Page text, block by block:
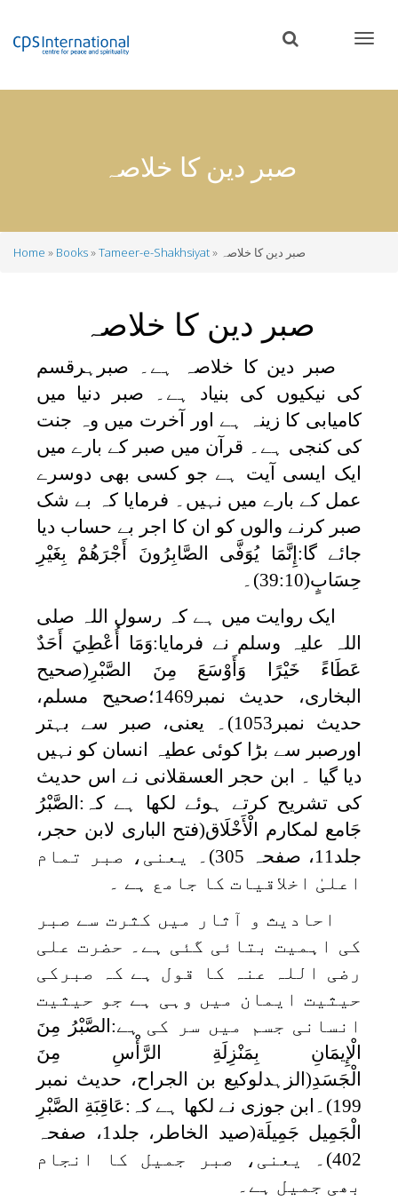
content
صبر دین کا خلاصہ
Home Books Tameer-e-Shakhsiyat صبر دین کا خلاصہ
صبر دین کا خلاصہ
صبر دین کا خلاصہ ہے۔ صبرہرقسم
کی نیکیوں کی بنیاد ہے۔ صبر دنیا میں
کامیابی کا زینہ ہے اور آخرت میں وہ جنت
کی کنجی ہے۔ قرآن میں صبر کے بارے میں
ایک ایسی آیت ہے جو کسی بھی دوسرے
عمل کے بارے میں نہیں۔ فرمایا کہ بے شک
صبر کرنے والوں کو ان کا اجر بے حساب دیا
جائے گا: إِنَّمَا يُوَفَّى الصَّابِرُونَ أَجْرَهُمْ بِغَيْرِ
حِسَابٍ(39:10)۔
ایک روایت میں ہے کہ رسول اللہ صلی
اللہ علیہ وسلم نے فرمایا:وَمَا أُعْطِيَ أَحَدٌ
عَطَاءً خَيْرًا وَأَوْسَعَ مِنَ الصَّبْرِ (صحیح
البخاری، حدیث نمبر1469؛صحیح مسلم،
حدیث نمبر1053)۔ یعنی، صبر سے بہتر
اورصبر سے بڑا کوئی عطیہ انسان کو نہیں
دیا گیا ۔ ابن حجر العسقلانی نے اس حدیث
کی تشریح کرتے ہوئے لکھا ہے کہ: الصَّبْرُ
جَامع لمكارم الْأَخْلَاق(فتح الباری لابن حجر،
جلد11، صفحہ 305)۔ یعنی، صبر تمام
اعلیٰ اخلاقیات کا جامع ہے ۔
احادیث و آثار میں کثرت سے صبر
کی اہمیت بتائی گئی ہے۔ حضرت علی
رضی اللہ عنہ کا قول ہے کہ صبرکی
حیثیت ایمان میں وہی ہے جو حیثیت
انسانی جسم میں سر کی ہے: الصَّبْرُ ‌مِنَ
‌الْإِيمَانِ بِمَنْزِلَةِ الرَّأْسِ مِنَ
الْجَسَدِ(الزہدلوکیع بن الجراح، حدیث نمبر
199)۔ابن جوزی نے لکھا ہے کہ:
عَاقِبَةِ الصَّبْرِ
الْجَمِيل جَمِيلَة
(صيد الخاطر، جلد1، صفحہ
402)۔ یعنی، صبر جمیل کا انجام
بھی جمیل ہے۔